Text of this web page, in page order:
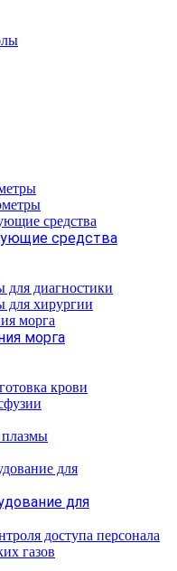
средства
диагностики
для хирургии
морга
крови
плазмы
для
доступа персонала
газов